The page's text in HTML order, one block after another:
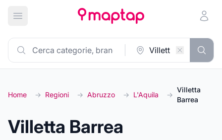
Apri menu principale
Home → Regioni → Abruzzo → L'Aquila →
Villetta
Barrea
Villetta Barrea